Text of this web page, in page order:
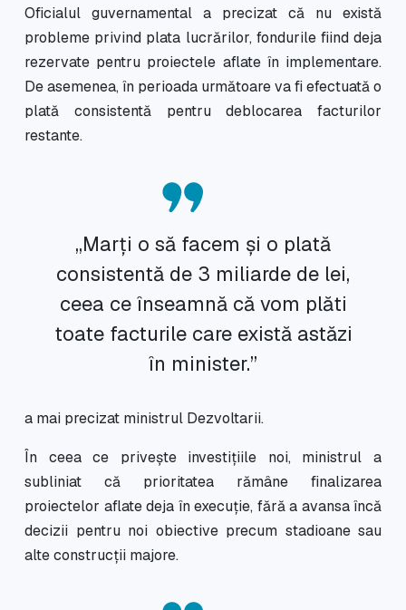
Oficialul guvernamental a precizat că nu există
probleme privind plata lucrărilor, fondurile fiind deja
rezervate pentru proiectele aflate în implementare.
De asemenea, în perioada următoare va fi efectuată o
plată consistentă pentru deblocarea facturilor
restante.
„Marți o să facem și o plată
consistentă de 3 miliarde de lei,
ceea ce înseamnă că vom plăti
toate facturile care există astăzi
în minister.”
a mai precizat ministrul Dezvoltarii.
În ceea ce privește investițiile noi, ministrul a
subliniat că prioritatea rămâne finalizarea
proiectelor aflate deja în execuție, fără a avansa încă
decizii pentru noi obiective precum stadioane sau
alte construcții majore.